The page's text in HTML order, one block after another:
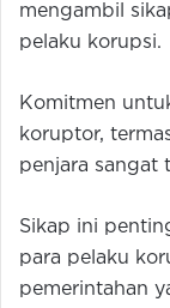
mengambil
pelaku korupsi.
Komitmen
koruptor,
penjara sangat
Sikap ini
para pelaku
pemerintahan